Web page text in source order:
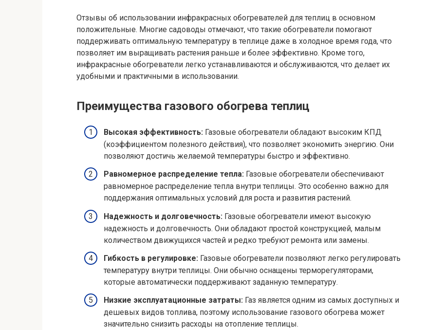
Отзывы об использовании инфракрасных обогревателей для теплиц в основном
положительные. Многие садоводы отмечают, что такие обогреватели помогают
поддерживать оптимальную температуру в теплице даже в холодное время года, что
позволяет им выращивать растения раньше и более эффективно. Кроме того,
инфракрасные обогреватели легко устанавливаются и обслуживаются, что делает их
удобными и практичными в использовании.
Преимущества газового обогрева теплиц
Высокая эффективность: Газовые обогреватели обладают высоким КПД
(коэффициентом полезного действия), что позволяет экономить энергию. Они
позволяют достичь желаемой температуры быстро и эффективно.
Равномерное распределение тепла: Газовые обогреватели обеспечивают
равномерное распределение тепла внутри теплицы. Это особенно важно для
поддержания оптимальных условий для роста и развития растений.
Надежность и долговечность: Газовые обогреватели имеют высокую
надежность и долговечность. Они обладают простой конструкцией, малым
количеством движущихся частей и редко требуют ремонта или замены.
Гибкость в регулировке: Газовые обогреватели позволяют легко регулировать
температуру внутри теплицы. Они обычно оснащены терморегуляторами,
которые автоматически поддерживают заданную температуру.
Низкие эксплуатационные затраты: Газ является одним из самых доступных и
дешевых видов топлива, поэтому использование газового обогрева может
значительно снизить расходы на отопление теплицы.